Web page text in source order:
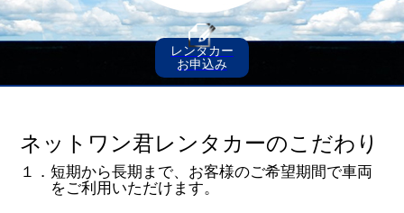
レンタカー
お申込み
ネットワン君レンタカーのこだわり
１．短期から長期まで、お客様のご希望期間で車両
をご利用いただけます。